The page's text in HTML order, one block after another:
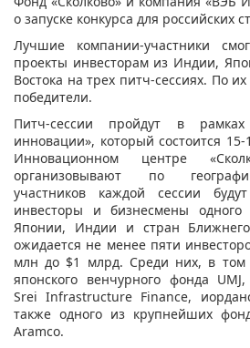
о запуске конкурса для российских
Лучшие компании-участники
проекты инвесторам из Индии,
Востока на трех питч-сессиях. По
победители.
Питч-сессии пройдут в
инновации», который состоится
Инновационном центре
организовывают по
участников каждой сессии
инвесторы и бизнесмены
Японии, Индии и стран
ожидается не менее пяти
млн до $1 млрд. Среди них, в том
японского венчурного фонда
Srei Infrastructure Finance,
также одного из крупнейших
Aramco.